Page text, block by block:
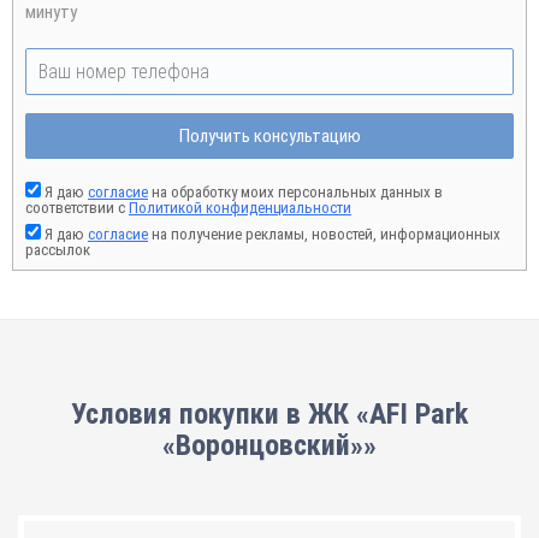
минуту
Получить консультацию
Я даю согласие на обработку моих персональных данных в
соответствии с Политикой конфиденциальности
Я даю согласие на получение рекламы, новостей, информационных
рассылок
Условия покупки в ЖК «AFI Park
«Воронцовский»»